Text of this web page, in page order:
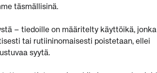
täsmällisinä.
– tiedoille on määritelty käyttöikä, jonka
tai rutiininomaisesti poistetaan, ellei
syytä.